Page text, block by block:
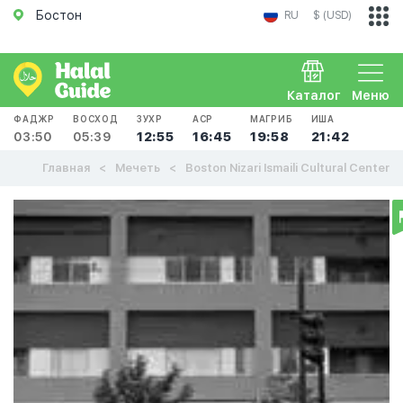
Бостон RU $ (USD)
Меню
Каталог
ФАДЖР
03:50
ВОСХОД
05:39
ЗУХР
12:55
АСР
16:45
МАГРИБ
19:58
ИША
21:42
Главная Мечеть Boston Nizari Ismaili Cultural Center